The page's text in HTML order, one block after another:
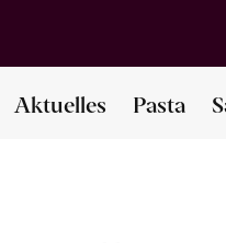
Aktuelles Pasta